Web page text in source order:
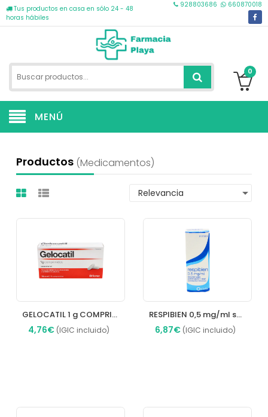
Tus productos en casa en sólo 24 - 48
horas hábiles
928803686 660870018
0
MENÚ
Productos (medicamentos)
GELOCATIL 1 g COMPRIMIDOS
4,76€ (IGIC incluido)
RESPIBIEN 0,5 mg/ml solución para pulverización nasal
6,87€ (IGIC incluido)